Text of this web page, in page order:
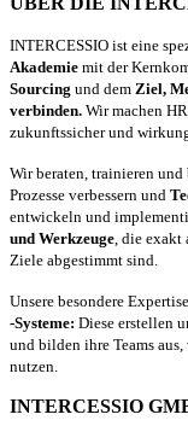
INTERCESSIO ist eine
Akademie mit der
Sourcing und dem Ziel,
verbinden. Wir machen
zukunftssicher und
Wir beraten, trainieren
Prozesse verbessern und
entwickeln und
und Werkzeuge , die
Ziele abgestimmt sind.
Unsere besondere
-Systeme: Diese erstellen
und bilden ihre Teams
nutzen.
INTERCESSIO